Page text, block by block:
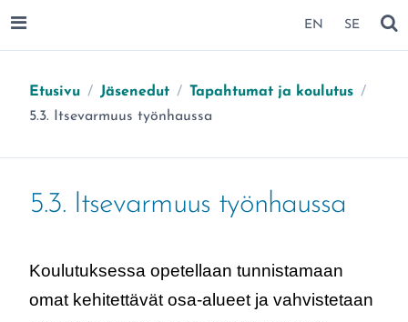
SIIRRY SIVUN SISÄLTÖÖN EN SE
Etusivu / Jäsenedut / Tapahtumat ja koulutus /
Olet täällä:
5.3. Itsevarmuus työnhaussa
5.3. Itsevarmuus työnhaussa
Koulutuksessa opetellaan tunnistamaan
omat kehitettävät osa-alueet ja vahvistetaan